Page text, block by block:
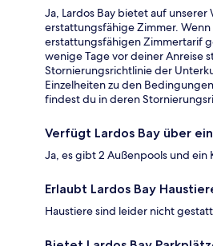
Ja, Lardos Bay bietet auf
erstattungsfähige Zimmer.
erstattungsfähigen Zimmertarif
wenige Tage vor deiner Anreise
Stornierungsrichtlinie der
Einzelheiten zu den
findest du in deren
Verfügt Lardos Bay über
Ja, es gibt 2 Außenpools und ein
Erlaubt Lardos Bay
Haustiere sind leider nicht